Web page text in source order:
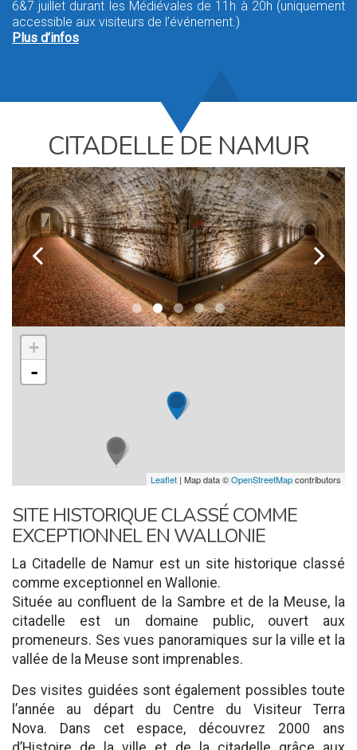
6&7 juillet durant les Médiévales de 11h à 20h (uniquement
accessible aux visiteurs de l’événement.)
Plus d’infos
CITADELLE DE NAMUR
k l
+
-
Leaflet | Map data ©OpenStreetMapcontributors
SITE HISTORIQUE CLASSÉ COMME
EXCEPTIONNEL EN WALLONIE
La Citadelle de Namur est un site historique classé
comme exceptionnel en Wallonie.
Située au confluent de la Sambre et de la Meuse, la
citadelle est un domaine public, ouvert aux
promeneurs. Ses vues panoramiques sur la ville et la
vallée de la Meuse sont imprenables.
Des visites guidées sont également possibles toute
l’année au départ du Centre du Visiteur Terra
Nova. Dans cet espace, découvrez 2000 ans